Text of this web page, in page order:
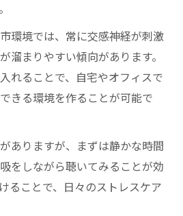
環境では、常に交感神経が刺激
溜まりやすい傾向があります。
れることで、自宅やオフィスで
きる環境を作ることが可能で
ありますが、まずは静かな時間
をしながら聴いてみることが効
ることで、日々のストレスケア